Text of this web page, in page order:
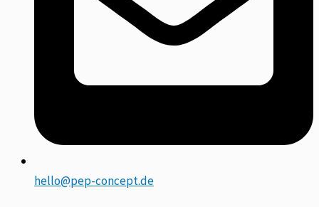
hello@pep-concept.de